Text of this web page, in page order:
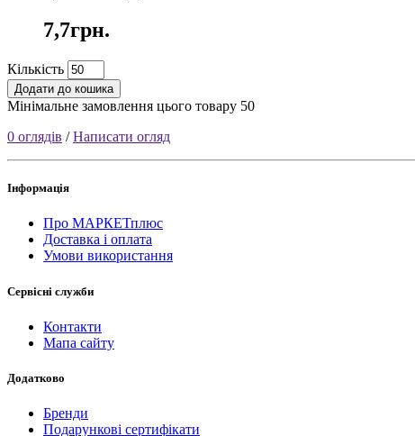
7,7грн.
Кількість
Додати до кошика
Мінімальне замовлення цього товару 50
0 оглядів /Написати огляд
Інформація
Про МАРКЕТплюс
Доставка і оплата
Умови використання
Сервісні служби
Контакти
Мапа сайту
Додатково
Бренди
Подарункові сертифікати